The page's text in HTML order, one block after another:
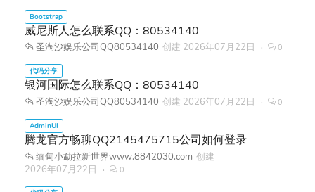
威尼斯人怎么联系QQ：80534140
圣淘沙娱乐公司QQ80534140 创建 2026年07月22日 0
银河国际怎么联系QQ：80534140
圣淘沙娱乐公司QQ80534140 创建 2026年07月22日 0
腾龙官方畅聊QQ2145475715公司如何登录
缅甸小勐拉新世界www.8842030.com 创建
2026年07月22日
0